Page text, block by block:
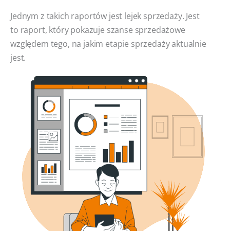
Jednym z takich raportów jest lejek sprzedaży. Jest
to raport, który pokazuje szanse sprzedażowe
względem tego, na jakim etapie sprzedaży aktualnie
jest.